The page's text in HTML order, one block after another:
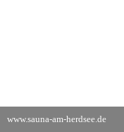
www.sauna-am-herdsee.de